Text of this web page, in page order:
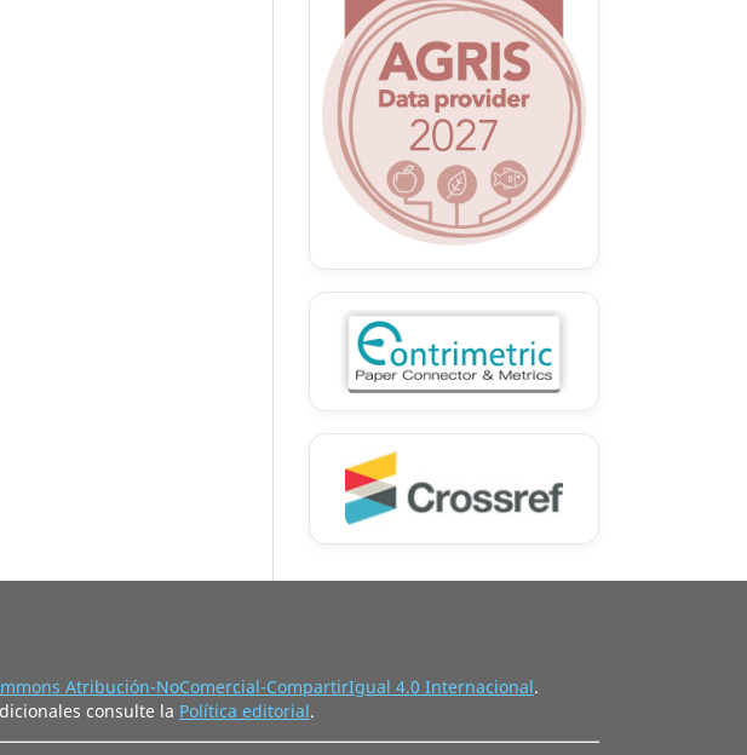
Atribución-NoComercial-CompartirIgual 4.0 Internacional.
consulte la Política editorial.